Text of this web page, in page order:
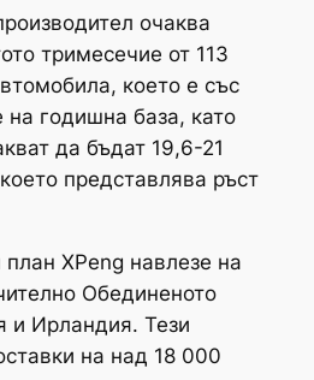
очаква
тримесечие от 113
което е със
на годишна база, като
да бъдат 19,6-21
представлява ръст
XPeng навлезе на
Обединеното
и Ирландия. Тези
на над 18 000